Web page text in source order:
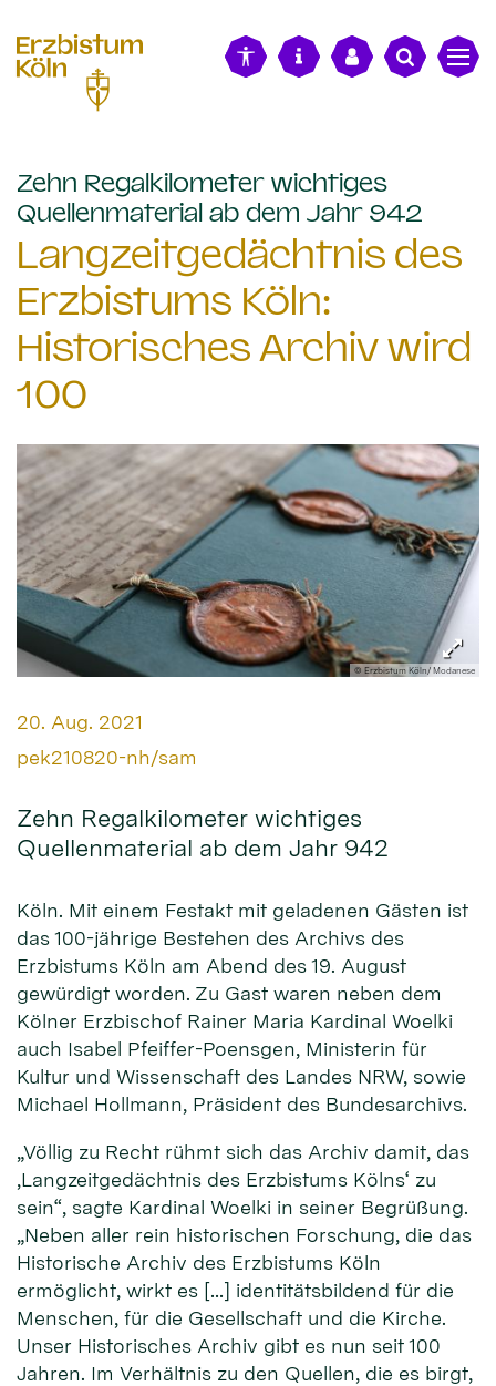
Zehn Regalkilometer wichtiges
Quellenmaterial ab dem Jahr 942
Langzeitgedächtnis des
Erzbistums Köln:
Historisches Archiv wird
100
© Erzbistum Köln/ Modanese
Datum:
20. Aug. 2021
Von:
pek210820-nh/sam
Zehn Regalkilometer wichtiges
Quellenmaterial ab dem Jahr 942
Köln. Mit einem Festakt mit geladenen Gästen ist
das 100-jährige Bestehen des Archivs des
Erzbistums Köln am Abend des 19. August
gewürdigt worden. Zu Gast waren neben dem
Kölner Erzbischof Rainer Maria Kardinal Woelki
auch Isabel Pfeiffer-Poensgen, Ministerin für
Kultur und Wissenschaft des Landes NRW, sowie
Michael Hollmann, Präsident des Bundesarchivs.
„Völlig zu Recht rühmt sich das Archiv damit, das
‚Langzeitgedächtnis des Erzbistums Kölns‘ zu
sein“, sagte Kardinal Woelki in seiner Begrüßung.
„Neben aller rein historischen Forschung, die das
Historische Archiv des Erzbistums Köln
ermöglicht, wirkt es […] identitätsbildend für die
Menschen, für die Gesellschaft und die Kirche.
Unser Historisches Archiv gibt es nun seit 100
Jahren. Im Verhältnis zu den Quellen, die es birgt,